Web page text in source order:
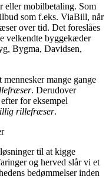
eller mobilbetaling. Som
som f.eks. ViaBill, når
over tid. Det foreslåes
velkendte byggekæder
Bygma, Davidsen,
mange gange
. Derudover
for eksempel
rillefræser.
til at kigge
og herved slår vi et
bedømmelser inden